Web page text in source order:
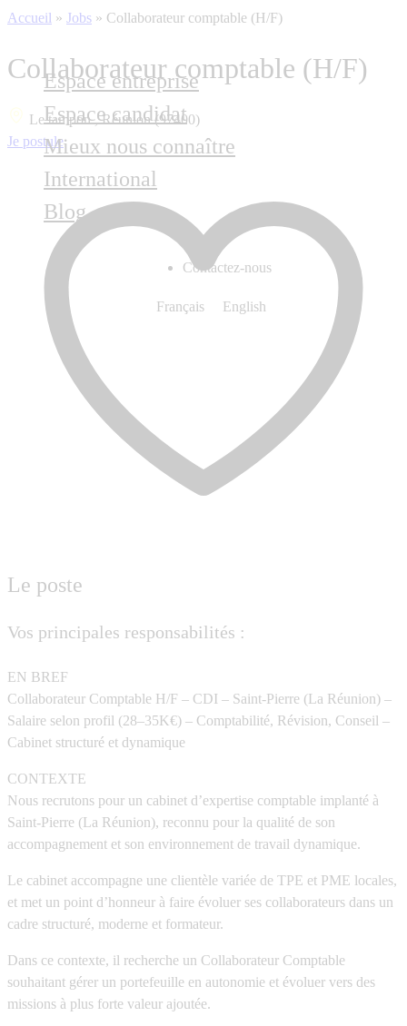
Espace entreprise
Espace candidat
Mieux nous connaître
International
Blog
Contactez-nous
Français English
Accueil » Jobs » Collaborateur comptable (H/F)
Collaborateur comptable (H/F)
Le tampon , Réunion (97400)
Je postule
Le poste
Vos principales responsabilités :
EN BREF
Collaborateur Comptable H/F – CDI – Saint-Pierre (La Réunion) –
Salaire selon profil (28–35K€) – Comptabilité, Révision, Conseil –
Cabinet structuré et dynamique
CONTEXTE
Nous recrutons pour un cabinet d’expertise comptable implanté à
Saint-Pierre (La Réunion), reconnu pour la qualité de son
accompagnement et son environnement de travail dynamique.
Le cabinet accompagne une clientèle variée de TPE et PME locales,
et met un point d’honneur à faire évoluer ses collaborateurs dans un
cadre structuré, moderne et formateur.
Dans ce contexte, il recherche un Collaborateur Comptable
souhaitant gérer un portefeuille en autonomie et évoluer vers des
missions à plus forte valeur ajoutée.